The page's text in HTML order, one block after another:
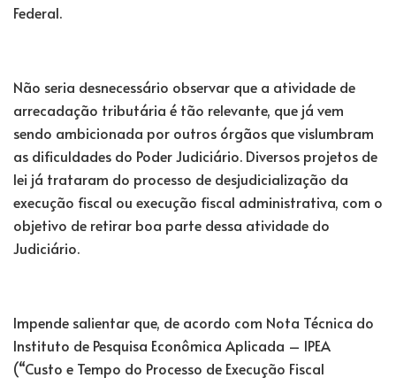
Federal.
Não seria desnecessário observar que a atividade de
arrecadação tributária é tão relevante, que já vem
sendo ambicionada por outros órgãos que vislumbram
as dificuldades do Poder Judiciário. Diversos projetos de
lei já trataram do processo de desjudicialização da
execução fiscal ou execução fiscal administrativa, com o
objetivo de retirar boa parte dessa atividade do
Judiciário.
Impende salientar que, de acordo com Nota Técnica do
Instituto de Pesquisa Econômica Aplicada – IPEA
(“Custo e Tempo do Processo de Execução Fiscal